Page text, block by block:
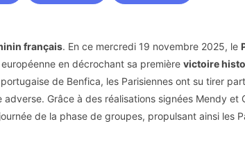
français. En ce mercredi 19 novembre 2025, le
en décrochant sa première victoire
de Benfica, les Parisiennes ont su tirer
adverse. Grâce à des réalisations signées Mendy et
de la phase de groupes, propulsant ainsi les